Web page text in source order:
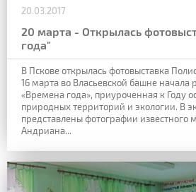
20.03.2017
20 марта - Открылась
года"
В Пскове открылась фотовыставка
16 марта во Власьевской башне начала
«Времена года», приуроченная к Году
природных территорий и экологии. В
представлены фотографии известного
Андриана...